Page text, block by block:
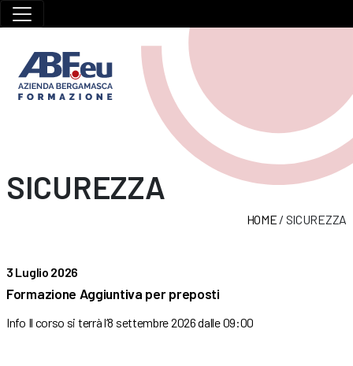
SICUREZZA
HOME / SICUREZZA
3 Luglio 2026
Formazione Aggiuntiva per preposti
Info Il corso si terrà l’8 settembre 2026 dalle 09:00